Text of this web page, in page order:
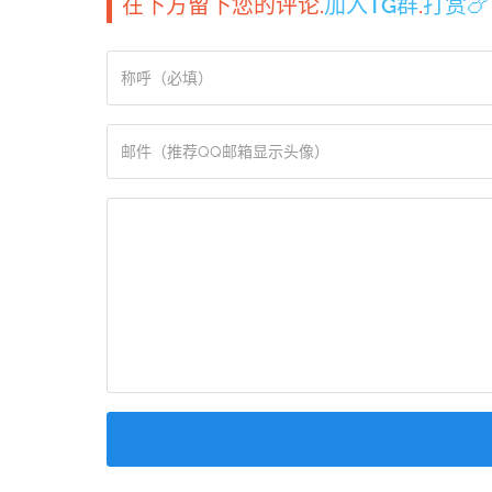
在下方留下您的评论.加入TG群.打赏🍗